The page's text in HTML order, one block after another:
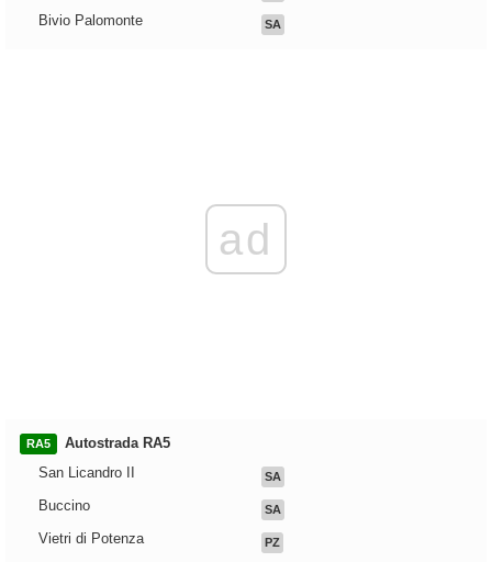
Bivio Palomonte SA
ad
RA5
Autostrada RA5
San Licandro II
SA
Buccino SA
Vietri di Potenza PZ